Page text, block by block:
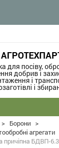
для посіву,
добрив і
і
і
> Борони >
агрегати
причіпна БДВП-6.3